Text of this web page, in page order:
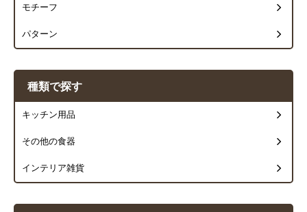
モチーフ
パターン
種類で探す
キッチン用品
その他の食器
インテリア雑貨